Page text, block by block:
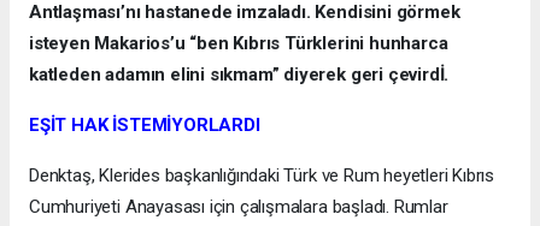
Antlaşması’nı hastanede imzaladı. Kendisini görmek
isteyen Makarios’u “ben Kıbrıs Türklerini hunharca
katleden adamın elini sıkmam” diyerek geri çevirdİ.
EŞİT HAK İSTEMİYORLARDI
Denktaş, Klerides başkanlığındaki Türk ve Rum heyetleri Kıbrıs
Cumhuriyeti Anayasası için çalışmalara başladı. Rumlar